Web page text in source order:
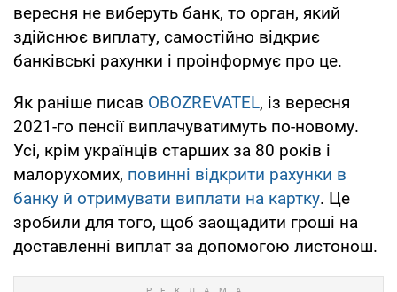
вересня не виберуть банк, то орган, який
здійснює виплату, самостійно відкриє
банківські рахунки і проінформує про це.
Як раніше писав OBOZREVATEL, із вересня
2021-го пенсії виплачуватимуть по-новому.
Усі, крім українців старших за 80 років і
малорухомих, повинні відкрити рахунки в
банку й отримувати виплати на картку. Це
зробили для того, щоб заощадити гроші на
доставленні виплат за допомогою листонош.